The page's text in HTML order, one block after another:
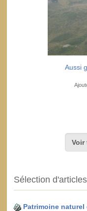
Aussi
Voir
Sélection d'articles
Patrimoine naturel